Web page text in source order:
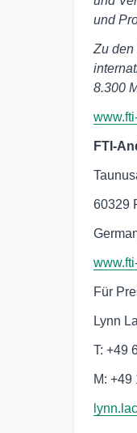
und
Zu den
8.300
FTI-
60329
Für
Lynn
T: +49
M: +49